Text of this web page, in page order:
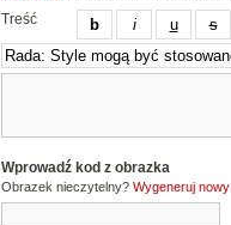
Treść
Wprowadź kod z obrazka
Obrazek nieczytelny? Wygeneruj nowy